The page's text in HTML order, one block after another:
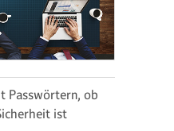
Passwörtern, ob
ist